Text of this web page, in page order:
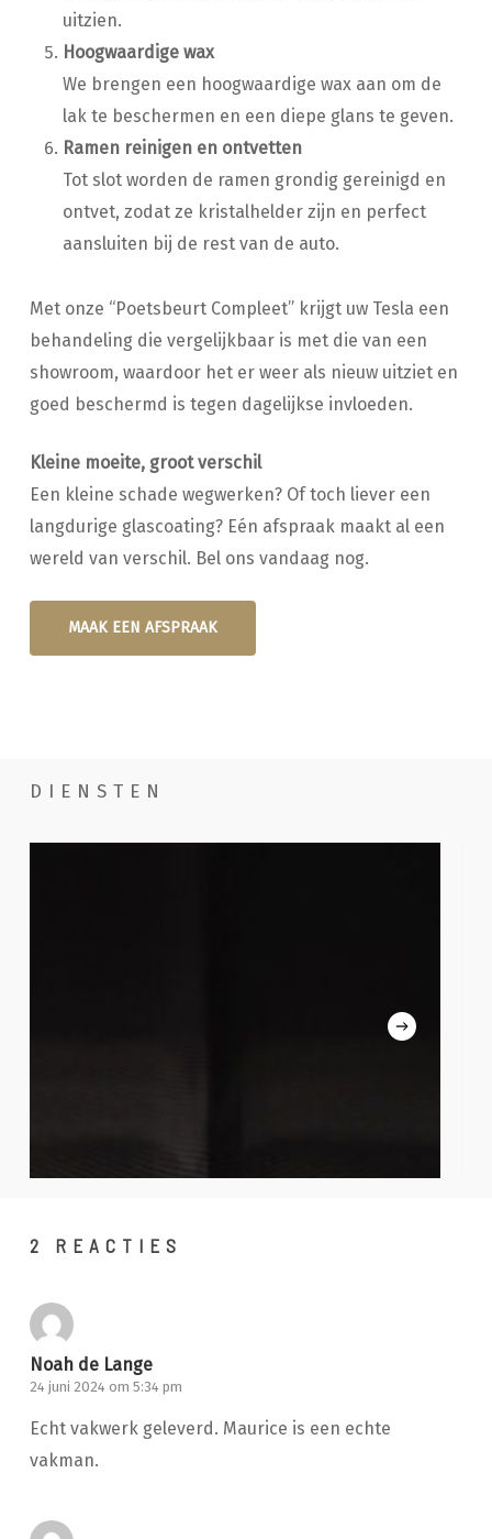
uitzien.
Hoogwaardige wax
We brengen een hoogwaardige wax aan om de
lak te beschermen en een diepe glans te geven.
Ramen reinigen en ontvetten
Tot slot worden de ramen grondig gereinigd en
ontvet, zodat ze kristalhelder zijn en perfect
aansluiten bij de rest van de auto.
Met onze “Poetsbeurt Compleet” krijgt uw Tesla een
behandeling die vergelijkbaar is met die van een
showroom, waardoor het er weer als nieuw uitziet en
goed beschermd is tegen dagelijkse invloeden.
Kleine moeite, groot verschil
Een kleine schade wegwerken? Of toch liever een
langdurige glascoating? Eén afspraak maakt al een
wereld van verschil. Bel ons vandaag nog.
MAAK EEN AFSPRAAK
DIENSTEN
2 REACTIES
Noah de Lange
24 juni 2024 om 5:34 pm
Echt vakwerk geleverd. Maurice is een echte
vakman.